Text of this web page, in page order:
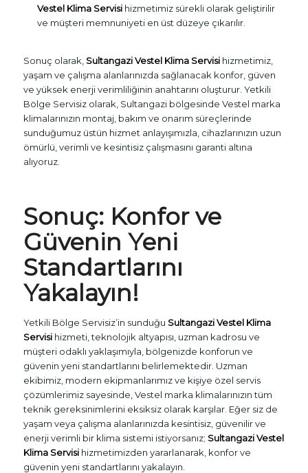
Vestel Klima Servisihizmetimiz sürekli olarak geliştirilir
ve müşteri memnuniyeti en üst düzeye çıkarılır.
Sonuç olarak, Sultangazi Vestel Klima Servisihizmetimiz,
yaşam ve çalışma alanlarınızda sağlanacak konfor, güven
ve yüksek enerji verimliliğinin anahtarını oluşturur. Yetkili
Bölge Servisiz olarak, Sultangazi bölgesinde Vestel marka
klimalarınızın montaj, bakım ve onarım süreçlerinde
sunduğumuz üstün hizmet anlayışımızla, cihazlarınızın uzun
ömürlü, verimli ve kesintisiz çalışmasını garanti altına
alıyoruz.
Sonuç: Konfor ve
Güvenin Yeni
Standartlarını
Yakalayın!
Yetkili Bölge Servisiz’in sunduğu Sultangazi Vestel Klima
Servisihizmeti, teknolojik altyapısı, uzman kadrosu ve
müşteri odaklı yaklaşımıyla, bölgenizde konforun ve
güvenin yeni standartlarını belirlemektedir. Uzman
ekibimiz, modern ekipmanlarımız ve kişiye özel servis
çözümlerimiz sayesinde, Vestel marka klimalarınızın tüm
teknik gereksinimlerini eksiksiz olarak karşılar. Eğer siz de
yaşam veya çalışma alanlarınızda kesintisiz, güvenilir ve
enerji verimli bir klima sistemi istiyorsanız; Sultangazi Vestel
Klima Servisihizmetimizden yararlanarak, konfor ve
güvenin yeni standartlarını yakalayın.